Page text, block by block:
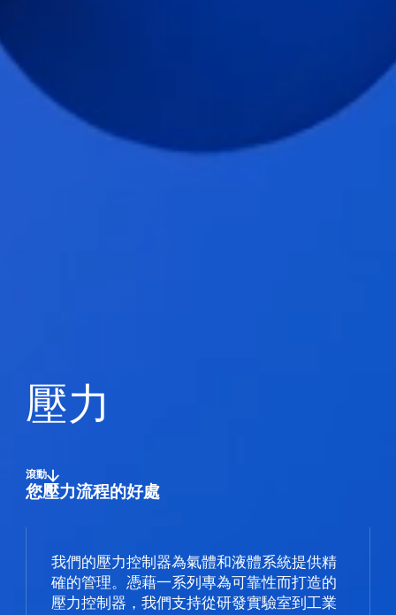
壓力
滾動
您壓力流程的好處
我們的壓力控制器為氣體和液體系統提供精
確的管理。憑藉一系列專為可靠性而打造的
壓力控制器，我們支持從研發實驗室到工業